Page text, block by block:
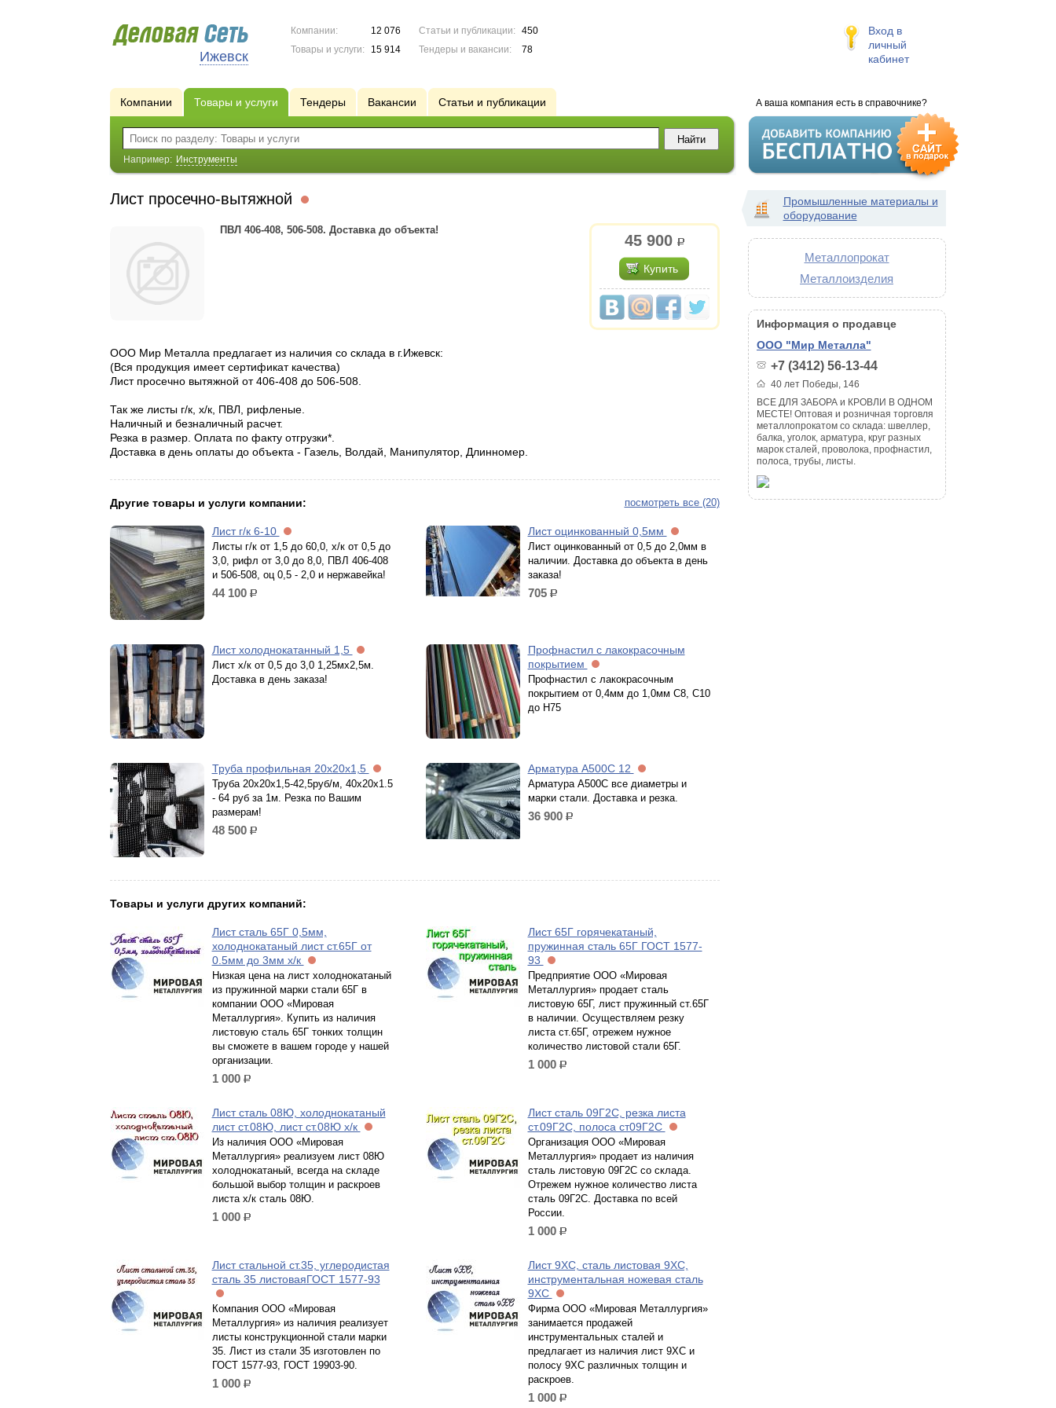
Ижевск
Компании:
12 076
Товары и услуги:
15 914
Статьи и публикации:
450
Тендеры и вакансии:
78
Вход в
личный
кабинет
А ваша компания есть в справочнике?
Компании Товары и услуги Тендеры Вакансии Статьи и публикации
Например: Инструменты
Лист просечно-вытяжной
45 900 р.
Купить
ПВЛ 406-408, 506-508. Доставка до объекта!
ООО Мир Металла предлагает из наличия со склада в г.Ижевск:
(Вся продукция имеет сертификат качества)
Лист просечно вытяжной от 406-408 до 506-508.
Так же листы г/к, х/к, ПВЛ, рифленые.
Наличный и безналичный расчет.
Резка в размер. Оплата по факту отгрузки*.
Доставка в день оплаты до объекта - Газель, Волдай, Манипулятор, Длинномер.
посмотреть все (20)
Другие товары и услуги компании:
Лист г/к 6-10
Листы г/к от 1,5 до 60,0, х/к от 0,5 до
3,0, рифл от 3,0 до 8,0, ПВЛ 406-408
и 506-508, оц 0,5 - 2,0 и нержавейка!
44 100 р.
Лист оцинкованный 0,5мм
Лист оцинкованный от 0,5 до 2,0мм в
наличии. Доставка до объекта в день
заказа!
705 р.
Лист холоднокатанный 1,5
Лист х/к от 0,5 до 3,0 1,25мх2,5м.
Доставка в день заказа!
Профнастил с лакокрасочным
покрытием
Профнастил с лакокрасочным
покрытием от 0,4мм до 1,0мм С8, С10
до Н75
Труба профильная 20х20х1,5
Труба 20х20х1,5-42,5руб/м, 40х20х1.5
- 64 руб за 1м. Резка по Вашим
размерам!
48 500 р.
Арматура А500С 12
Арматура А500С все диаметры и
марки стали. Доставка и резка.
36 900 р.
Товары и услуги других компаний:
Лист сталь 65Г 0,5мм,
холоднокатаный лист ст.65Г от
0.5мм до 3мм х/к
Низкая цена на лист холоднокатаный
из пружинной марки стали 65Г в
компании ООО «Мировая
Металлургия». Купить из наличия
листовую сталь 65Г тонких толщин
вы сможете в вашем городе у нашей
организации.
1 000 р.
Лист 65Г горячекатаный,
пружинная сталь 65Г ГОСТ 1577-
93
Предприятие ООО «Мировая
Металлургия» продает сталь
листовую 65Г, лист пружинный ст.65Г
в наличии. Осуществляем резку
листа ст.65Г, отрежем нужное
количество листовой стали 65Г.
1 000 р.
Лист сталь 08Ю, холоднокатаный
лист ст.08Ю, лист ст.08Ю х/к
Из наличия ООО «Мировая
Металлургия» реализуем лист 08Ю
холоднокатаный, всегда на складе
большой выбор толщин и раскроев
листа х/к сталь 08Ю.
1 000 р.
Лист сталь 09Г2С, резка листа
ст.09Г2С, полоса ст09Г2С
Организация ООО «Мировая
Металлургия» продает из наличия
сталь листовую 09Г2С со склада.
Отрежем нужное количество листа
сталь 09Г2С. Доставка по всей
России.
1 000 р.
Лист стальной ст.35, углеродистая
сталь 35 листоваяГОСТ 1577-93
Компания ООО «Мировая
Металлургия» из наличия реализует
листы конструкционной стали марки
35. Лист из стали 35 изготовлен по
ГОСТ 1577-93, ГОСТ 19903-90.
1 000 р.
Лист 9ХС, сталь листовая 9ХС,
инструментальная ножевая сталь
9ХС
Фирма ООО «Мировая Металлургия»
занимается продажей
инструментальных сталей и
предлагает из наличия лист 9ХС и
полосу 9ХС различных толщин и
раскроев.
1 000 р.
Промышленные материалы и
оборудование
Металлопрокат
Металлоизделия
Информация о продавце
ООО "Мир Металла"
+7 (3412) 56-13-44
40 лет Победы, 146
ВСЕ ДЛЯ ЗАБОРА и КРОВЛИ В ОДНОМ
МЕСТЕ! Оптовая и розничная торговля
металлопрокатом со склада: швеллер,
балка, уголок, арматура, круг разных
марок сталей, проволока, профнастил,
полоса, трубы, листы.